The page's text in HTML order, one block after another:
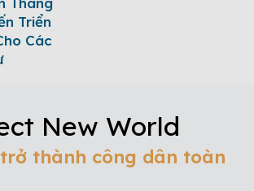
Triển
Các
thành công dân toàn